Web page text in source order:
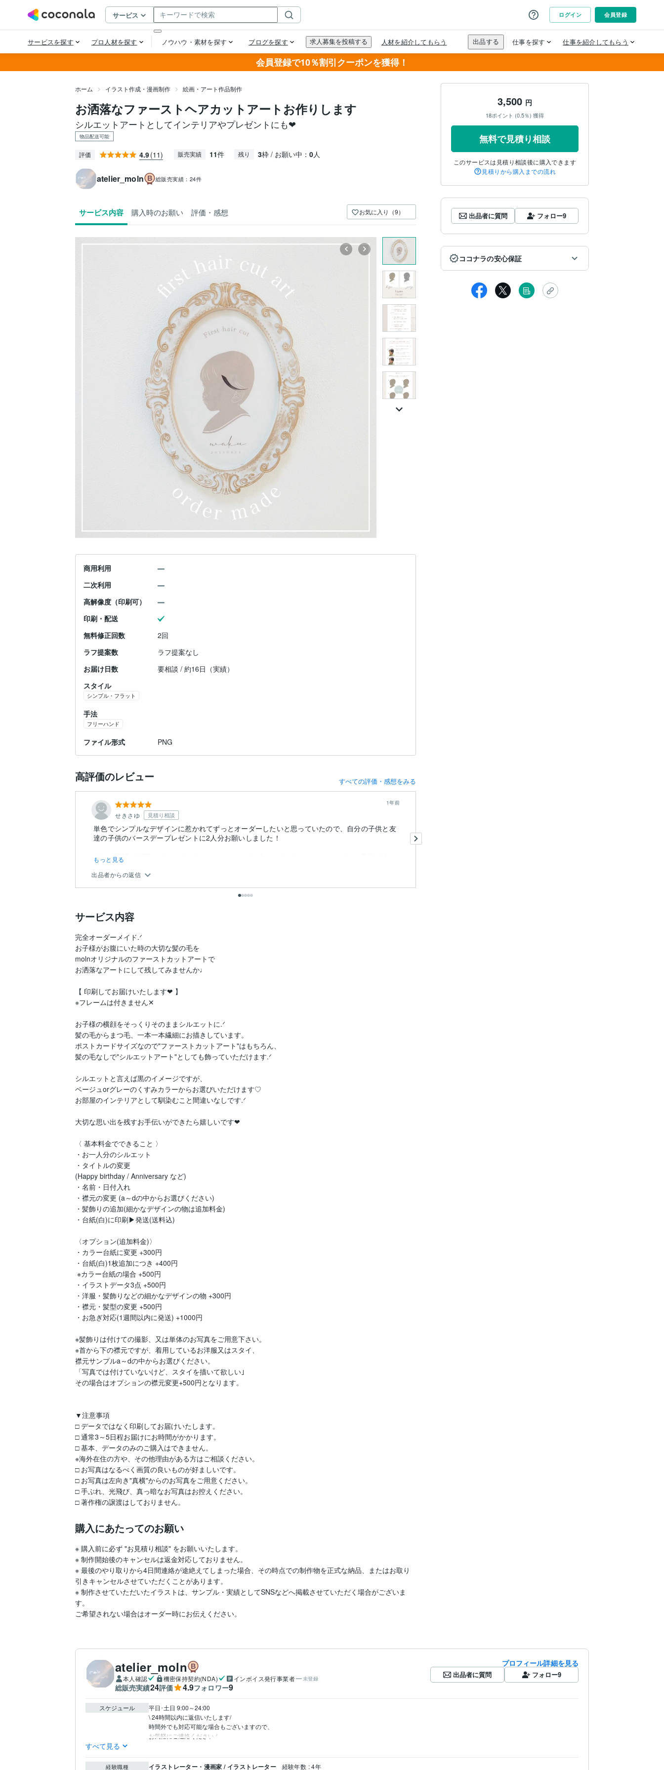
会員登録で10％割引クーポンを獲得！
ホーム イラスト作成・漫画制作 絵画・アート作品制作
お洒落なファーストヘアカットアートお作りします
シルエットアートとしてインテリアやプレゼントにも❤︎
物品配送可能
評価 4.9(11) 販売実績 11件 残り 3枠 / お願い中： 0人
atelier_moln 総販売実績： 24件
サービス内容 購入時のお願い 評価・感想 お気に入り（9）
商用利用
二次利用
高解像度（印刷可）
印刷・配送
無料修正回数
2回
ラフ提案数
ラフ提案なし
お届け日数
要相談 / 約16日（実績）
スタイル
シンプル・フラット
手法
フリーハンド
ファイル形式 PNG
高評価のレビュー すべての評価・感想をみる
せきさゆ 見積り相談
1年前
単色でシンプルなデザインに惹かれてずっとオーダーしたいと思っていたので、自分の子供と友
達の子供のバースデープレゼントに2人分お願いしました！
細かい要望や修正などをしてもらったにもかかわらず、スピーディかつスムーズにお取引が進み
ました。丁寧なご対応本当にあ...
もっと見る
出品者からの返信
サービス内容
完全オーダーメイド.ᐟ‪
お子様がお腹にいた時の大切な髪の毛を
molnオリジナルのファーストカットアートで
お洒落なアートにして残してみませんか♩
【 印刷してお届けいたします‪‪❤︎‬ 】
※フレームは付きません‪‪‪‪‪✕‬‪‪
お子様の横顔をそっくりそのままシルエットに.ᐟ‪
髪の毛からまつ毛、一本一本繊細にお描きしています。
ポストカードサイズなので"ファーストカットアート"はもちろん、
髪の毛なしで"シルエットアート"としても飾っていただけます.ᐟ
シルエットと言えば黒のイメージですが、
ベージュorグレーのくすみカラーからお選びいただけます♡
お部屋のインテリアとして馴染むこと間違いなしです.ᐟ‪
大切な思い出を残すお手伝いができたら嬉しいです❤︎
〈 基本料金でできること 〉
・お一人分のシルエット
・タイトルの変更
(Happy birthday / Anniversary など)
・名前・日付入れ
・襟元の変更 (a～dの中からお選びください)
・髪飾りの追加(細かなデザインの物は追加料金)
・台紙(白)に印刷▶︎発送(送料込)
〈オプション(追加料金)〉
・カラー台紙に変更 +300円
・台紙(白)1枚追加につき +400円
・イラストデータ3点 +500円
・洋服・髪飾りなどの細かなデザインの物 +300円
・襟元・髪型の変更 +500円
・お急ぎ対応(1週間以内に発送) +1000円
※髪飾りは付けての撮影、又は単体のお写真をご用意下さい。
※首から下の襟元ですが、着用しているお洋服又はスタイ、
襟元サンプルa～dの中からお選びください。
「写真では付けていないけど、スタイを描いて欲しい｣
その場合はオプションの襟元変更+500円となります。
▼注意事項
□ データではなく印刷してお届けいたします。
□ 通常3～5日程お届けにお時間がかかります。
□ 基本、データのみのご購入はできません。
※海外在住の方や、その他理由がある方はご相談ください。
□ お写真はなるべく画質の良いものが好ましいです。
□ お写真は左向き"真横"からのお写真をご用意ください。
□ 手ぶれ、光飛び、真っ暗なお写真はお控えください。
□ 著作権の譲渡はしておりません。
購入にあたってのお願い
※ 購入前に必ず "お見積り相談" をお願いいたします。
※ 制作開始後のキャンセルは返金対応しておりません。
※ 最後のやり取りから4日間連絡が途絶えてしまった場合、その時点での制作物を正式な納品、またはお取り
引きキャンセルさせていただくことがあります。
※ 制作させていただいたイラストは、サンプル・実績としてSNSなどへ掲載させていただく場合がございま
す。
ご希望されない場合はオーダー時にお伝えください。
3,500 円
18ポイント (0.5％) 獲得
無料で見積り相談
このサービスは見積り相談後に購入できます
見積りから購入までの流れ
出品者に質問 フォロー9
ココナラの安心保証
atelier_moln
本人確認 機密保持契約(NDA) インボイス発行事業者 未登録
総販売実績24評価 4.9フォロワー9
プロフィール詳細を見る
出品者に質問 フォロー9
スケジュール
平日･土日 9:00～24:00
\ 24時間以内に返信いたします/
時間外でも対応可能な場合もございますので、
お気軽にご連絡ください.ᐟ‪
すべて見る
経験職種 イラストレーター・漫画家 / イラストレーター 経験年数 : 4年